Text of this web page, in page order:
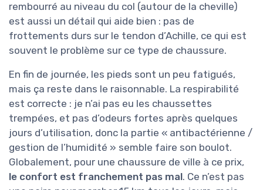
rembourré au niveau du col (autour de la cheville)
est aussi un détail qui aide bien : pas de
frottements durs sur le tendon d’Achille, ce qui est
souvent le problème sur ce type de chaussure.
En fin de journée, les pieds sont un peu fatigués,
mais ça reste dans le raisonnable. La respirabilité
est correcte : je n’ai pas eu les chaussettes
trempées, et pas d’odeurs fortes après quelques
jours d’utilisation, donc la partie « antibactérienne /
gestion de l’humidité » semble faire son boulot.
Globalement, pour une chaussure de ville à ce prix,
le confort est franchement pas mal. Ce n’est pas